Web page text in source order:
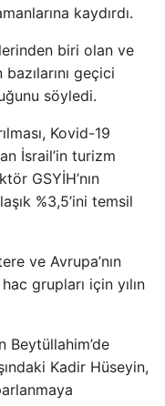
kaydırdı.
biri olan ve
geçici
söyledi.
Kovid-19
İsrail’in turizm
GSYİH’nın
%3,5’ini temsil
ve Avrupa’nın
grupları için yılın
Beytüllahim’de
Kadir Hüseyin,